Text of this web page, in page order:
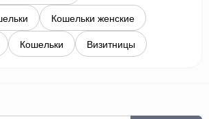
Кошельки женские
Кошельки Визитницы